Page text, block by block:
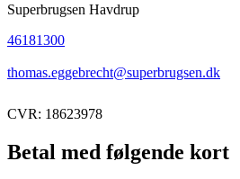
Superbrugsen Havdrup
46181300
thomas.eggebrecht@superbrugsen.dk
CVR: 18623978
Betal med følgende kort